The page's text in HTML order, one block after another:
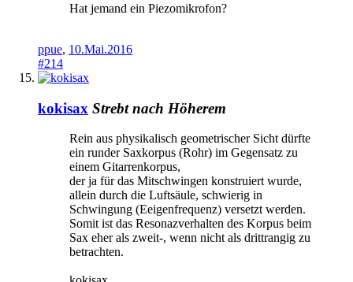
Hat jemand ein Piezomikrofon?
ppue, 10.Mai.2016
#214
kokisax Strebt nach Höherem
Rein aus physikalisch geometrischer Sicht dürfte
ein runder Saxkorpus (Rohr) im Gegensatz zu
einem Gitarrenkorpus,
der ja für das Mitschwingen konstruiert wurde,
allein durch die Luftsäule, schwierig in
Schwingung (Eeigenfrequenz) versetzt werden.
Somit ist das Resonazverhalten des Korpus beim
Sax eher als zweit-, wenn nicht als drittrangig zu
betrachten.